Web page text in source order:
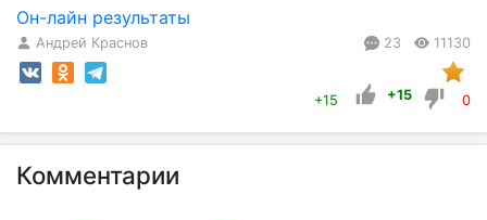
Он-лайн результаты
Андрей Краснов 23 11130
+15 +15 0
Комментарии